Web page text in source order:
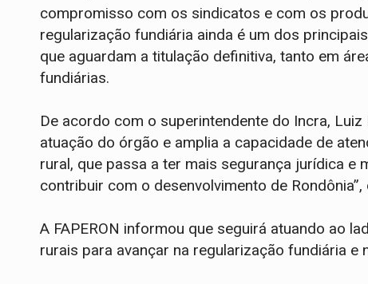
compromisso com os sindicatos e com os
regularização fundiária ainda é um dos
que aguardam a titulação definitiva, tanto em
fundiárias.
De acordo com o superintendente do Incra,
atuação do órgão e amplia a capacidade de
rural, que passa a ter mais segurança jurídica e
contribuir com o desenvolvimento de Rondônia”,
A FAPERON informou que seguirá atuando ao
rurais para avançar na regularização fundiária